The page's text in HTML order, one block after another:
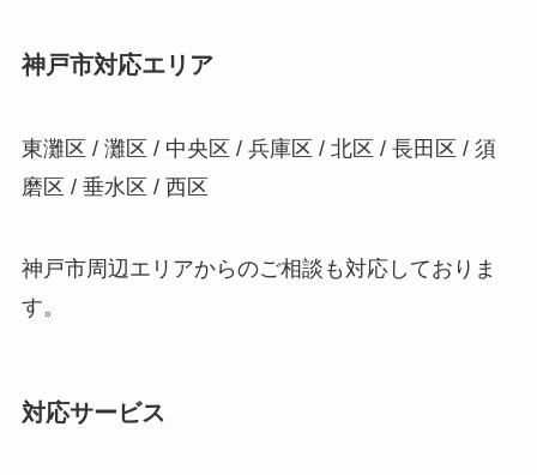
神戸市対応エリア
東灘区 / 灘区 / 中央区 / 兵庫区 / 北区 / 長田区 / 須
磨区 / 垂水区 / 西区
神戸市周辺エリアからのご相談も対応しておりま
す。
対応サービス